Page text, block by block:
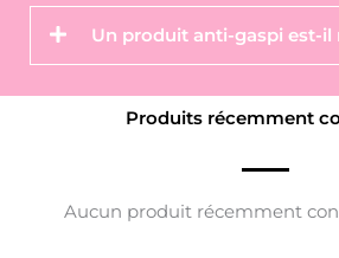
Un produit anti-gaspi est-il
Produits récemment
Aucun produit récemment